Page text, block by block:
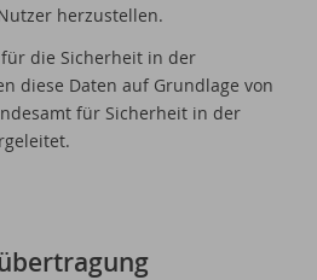
herzustellen.
die Sicherheit in der
diese Daten auf Grundlage von
für Sicherheit in der